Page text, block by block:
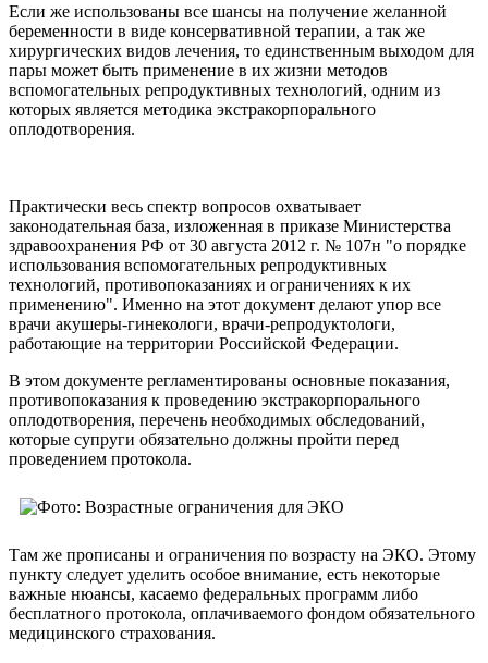
Если же использованы все шансы на получение желанной
беременности в виде консервативной терапии, а так же
хирургических видов лечения, то единственным выходом для
пары может быть применение в их жизни методов
вспомогательных репродуктивных технологий, одним из
которых является методика экстракорпорального
оплодотворения.
Практически весь спектр вопросов охватывает
законодательная база, изложенная в приказе Министерства
здравоохранения РФ от 30 августа 2012 г. № 107н "о порядке
использования вспомогательных репродуктивных
технологий, противопоказаниях и ограничениях к их
применению". Именно на этот документ делают упор все
врачи акушеры-гинекологи, врачи-репродуктологи,
работающие на территории Российской Федерации.
В этом документе регламентированы основные показания,
противопоказания к проведению экстракорпорального
оплодотворения, перечень необходимых обследований,
которые супруги обязательно должны пройти перед
проведением протокола.
Там же прописаны и ограничения по возрасту на ЭКО. Этому
пункту следует уделить особое внимание, есть некоторые
важные нюансы, касаемо федеральных программ либо
бесплатного протокола, оплачиваемого фондом обязательного
медицинского страхования.